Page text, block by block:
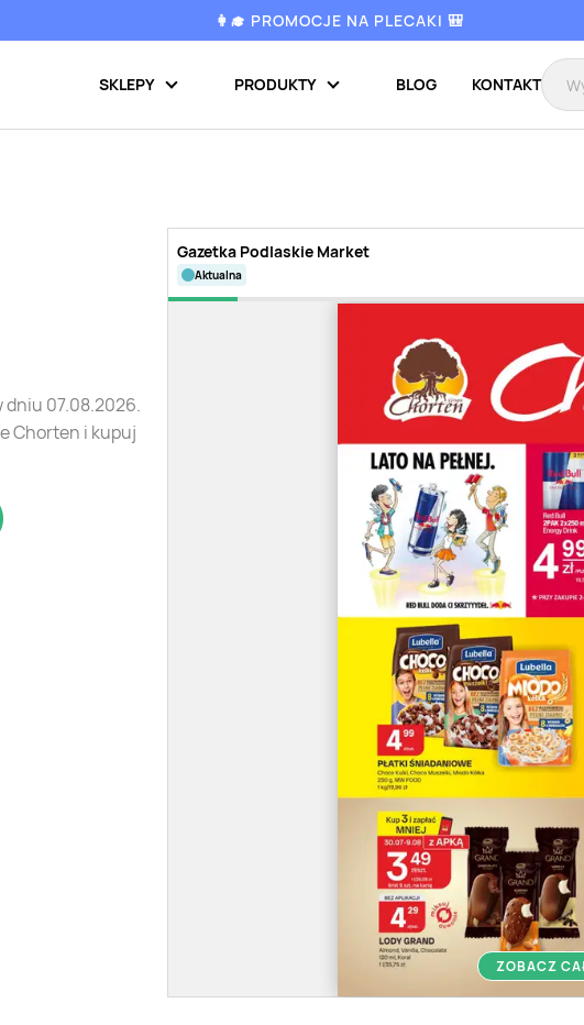
👩‍🎓 PROMOCJE NA PLECAKI 🎒
SKLEPY PRODUKTY BLOG KONTAKT
07.08.2026.
Chorten i kupuj
Gazetka Podlaskie Market
aktualna
ZOBACZ